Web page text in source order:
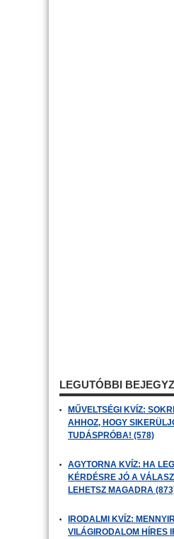
LEGUTÓBBI
MŰVELTSÉGI KVÍZ:
AHHOZ, HOGY
TUDÁSPRÓBA! (578)
AGYTORNA KVÍZ: HA
KÉRDÉSRE JÓ A
LEHETSZ MAGADRA
IRODALMI KVÍZ:
VILÁGIRODALOM HÍRES